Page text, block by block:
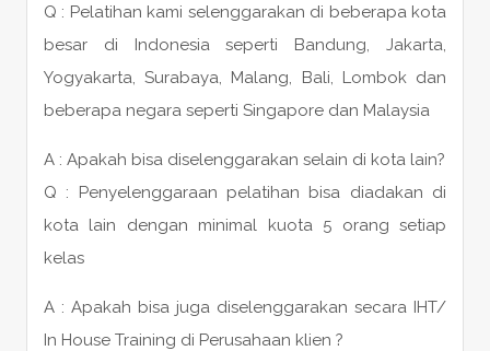
Q : Pelatihan kami selenggarakan di beberapa kota
besar di Indonesia seperti Bandung, Jakarta,
Yogyakarta, Surabaya, Malang, Bali, Lombok dan
beberapa negara seperti Singapore dan Malaysia
A : Apakah bisa diselenggarakan selain di kota lain?
Q : Penyelenggaraan pelatihan bisa diadakan di
kota lain dengan minimal kuota 5 orang setiap
kelas
A : Apakah bisa juga diselenggarakan secara IHT/
In House Training di Perusahaan klien ?